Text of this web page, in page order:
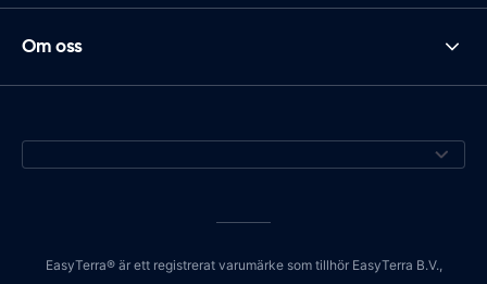
Om oss
EasyTerra® är ett registrerat varumärke som tillhör EasyTerra B.V.,